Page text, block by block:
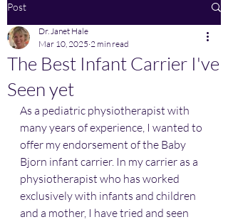
Post
The Best Infant Carrier I've
Seen yet
Dr. Janet Hale
Mar 10, 2025 2 min read
As a pediatric physiotherapist with
many years of experience, I wanted to
offer my endorsement of the Baby
Bjorn infant carrier. In my carrier as a
physiotherapist who has worked
exclusively with infants and children
and a mother, I have tried and seen